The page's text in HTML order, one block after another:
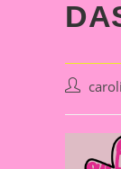
Post